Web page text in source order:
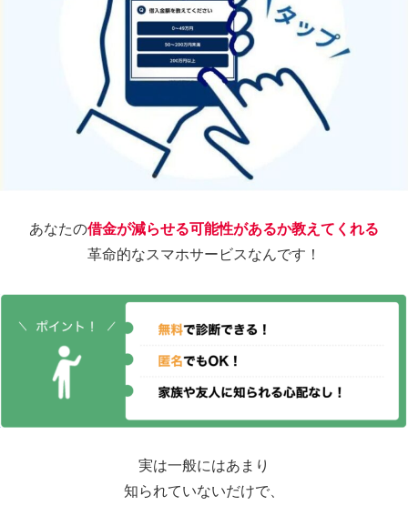
借金が減らせる可能性があるか教えてくれる
革命的なスマホサービスなんです！
実は一般にはあまり
知られていないだけで、
年間8万4706人も
利用している 借金救済制度！